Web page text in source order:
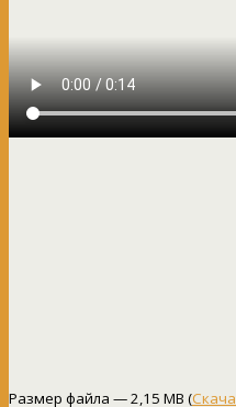
Размер файла — 2,15 MB (